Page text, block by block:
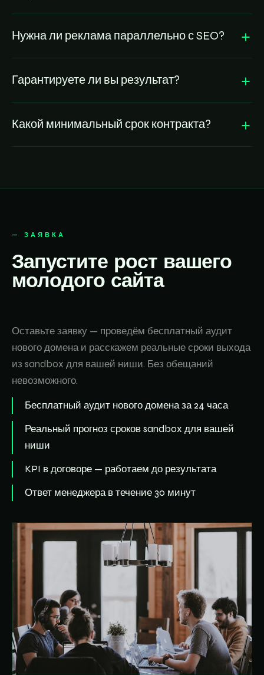
Нужна ли реклама параллельно с SEO?
Гарантируете ли вы результат?
Какой минимальный срок контракта?
— ЗАЯВКА
Запустите рост вашего
молодого сайта
Оставьте заявку — проведём бесплатный аудит
нового домена и расскажем реальные сроки выхода
из sandbox для вашей ниши. Без обещаний
невозможного.
Бесплатный аудит нового домена за 24 часа
Реальный прогноз сроков sandbox для вашей
ниши
KPI в договоре — работаем до результата
Ответ менеджера в течение 30 минут